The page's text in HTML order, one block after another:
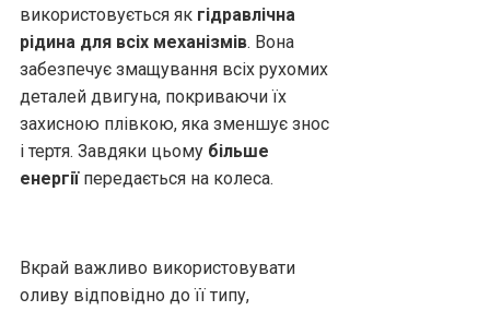
використовується як гідравлічна
рідина для всіх механізмів. Вона
забезпечує змащування всіх рухомих
деталей двигуна, покриваючи їх
захисною плівкою, яка зменшує знос
і тертя. Завдяки цьому більше
енергіїпередається на колеса.
Вкрай важливо використовувати
оливу відповідно до її типу,